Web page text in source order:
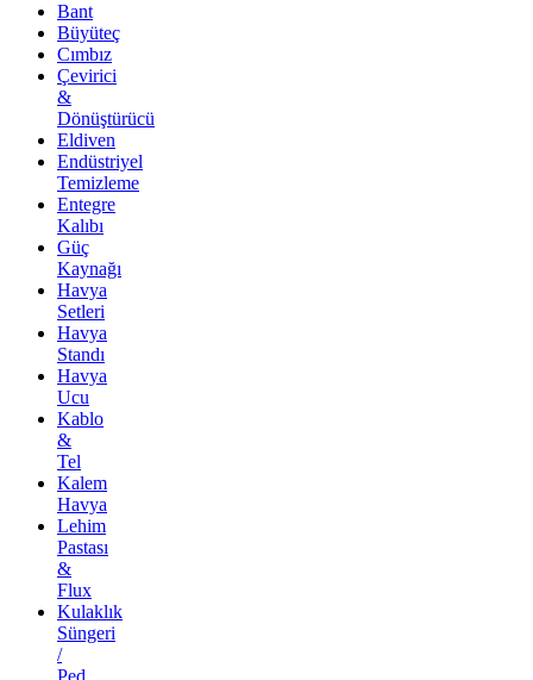
Bant
Büyüteç
Cımbız
Çevirici
&
Dönüştürücü
Eldiven
Endüstriyel
Temizleme
Entegre
Kalıbı
Güç
Kaynağı
Havya
Setleri
Havya
Standı
Havya
Ucu
Kablo
&
Tel
Kalem
Havya
Lehim
Pastası
&
Flux
Kulaklık
Süngeri
/